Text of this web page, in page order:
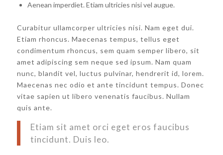
Aenean imperdiet. Etiam ultricies nisi vel augue.
Curabitur ullamcorper ultricies nisi. Nam eget dui.
Etiam rhoncus. Maecenas tempus, tellus eget
condimentum rhoncus, sem quam semper libero, sit
amet adipiscing sem neque sed ipsum. Nam quam
nunc, blandit vel, luctus pulvinar, hendrerit id, lorem.
Maecenas nec odio et ante tincidunt tempus. Donec
vitae sapien ut libero venenatis faucibus. Nullam
quis ante.
Etiam sit amet orci eget eros faucibus
tincidunt. Duis leo.